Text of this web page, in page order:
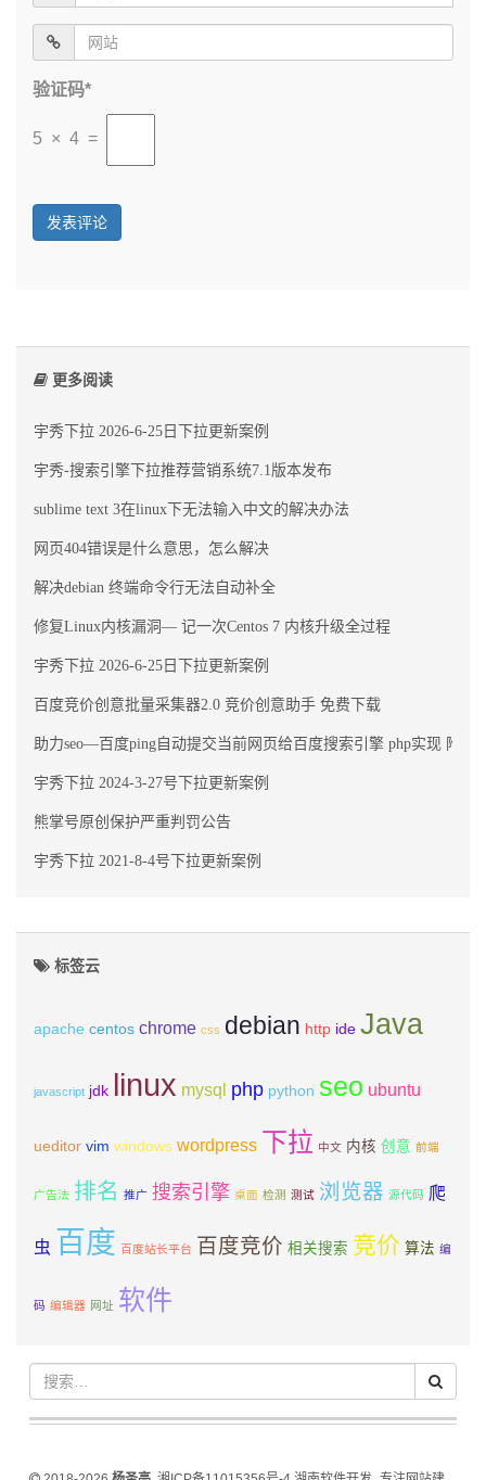
验证码*
5 × 4 =
更多阅读
宇秀下拉 2026-6-25日下拉更新案例
宇秀-搜索引擎下拉推荐营销系统7.1版本发布
sublime text 3在linux下无法输入中文的解决办法
网页404错误是什么意思，怎么解决
解决debian 终端命令行无法自动补全
修复Linux内核漏洞— 记一次Centos 7 内核升级全过程
宇秀下拉 2026-6-25日下拉更新案例
百度竞价创意批量采集器2.0 竞价创意助手 免费下载
助力seo—百度ping自动提交当前网页给百度搜索引擎 php实现 附代
宇秀下拉 2024-3-27号下拉更新案例
熊掌号原创保护严重判罚公告
宇秀下拉 2021-8-4号下拉更新案例
标签云
apache centos chrome css debian http ide Java
javascript jdk linux mysql php python seo ubuntu
ueditor vim windows wordpress 下拉 中文 内核 创意 前端
广告法 排名 推广 搜索引擎 桌面 检测 测试 浏览器 源代码 爬
虫 百度 百度站长平台 百度竞价 相关搜索 竞价 算法 编
码 编辑器 网址 软件